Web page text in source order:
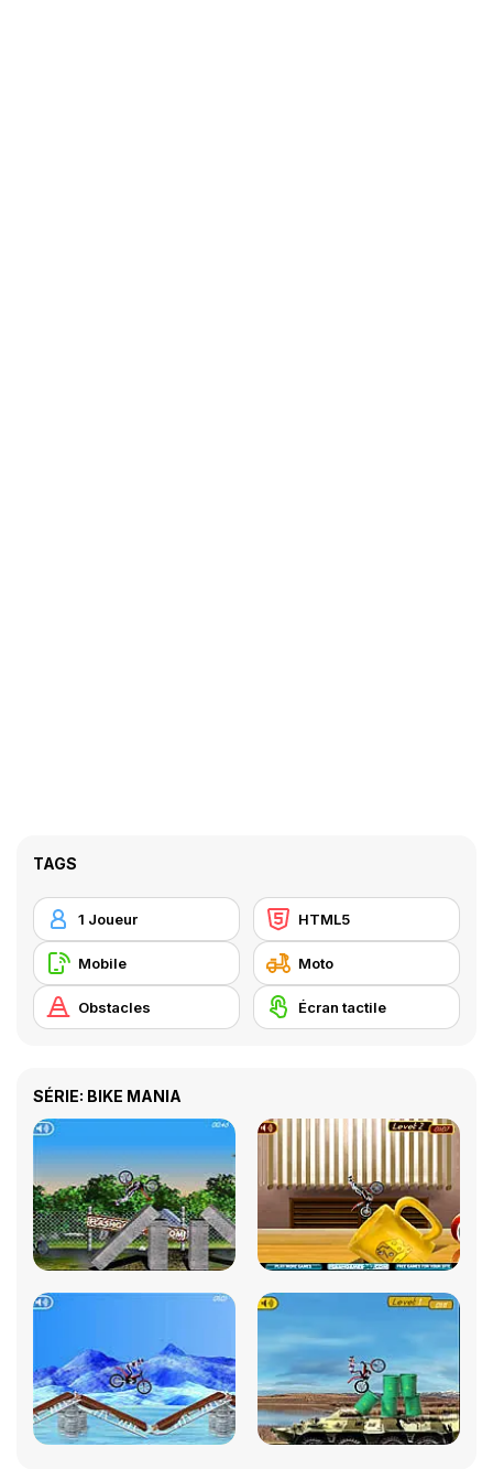
TAGS
1 Joueur HTML5
Mobile Moto
Obstacles Écran tactile
SÉRIE: BIKE MANIA